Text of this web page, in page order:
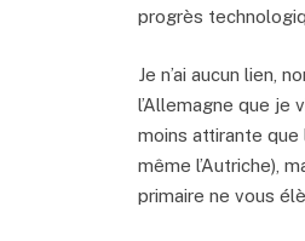
progrès
Je n’ai aucun lien,
l’Allemagne que je
moins attirante que
même l’Autriche),
primaire ne vous